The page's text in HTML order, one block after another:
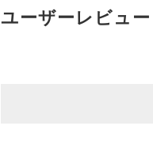
ユーザーレビュー